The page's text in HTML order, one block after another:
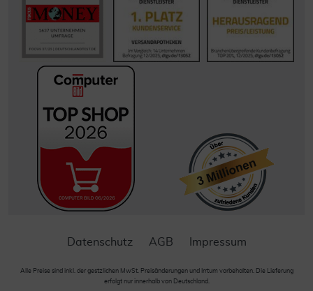
Datenschutz AGB Impressum
Alle Preise sind inkl. der gestzlichen MwSt. Preisänderungen und Irrtum vorbehalten. Die Lieferung
erfolgt nur innerhalb von Deutschland.